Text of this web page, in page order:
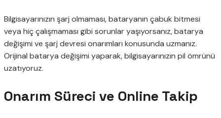
Bilgisayarınızın şarj olmaması, bataryanın çabuk bitmesi
veya hiç çalışmaması gibi sorunlar yaşıyorsanız, batarya
değişimi ve şarj devresi onarımları konusunda uzmanız.
Orijinal batarya değişimi yaparak, bilgisayarınızın pil ömrünü
uzatıyoruz.
Onarım Süreci ve Online Takip